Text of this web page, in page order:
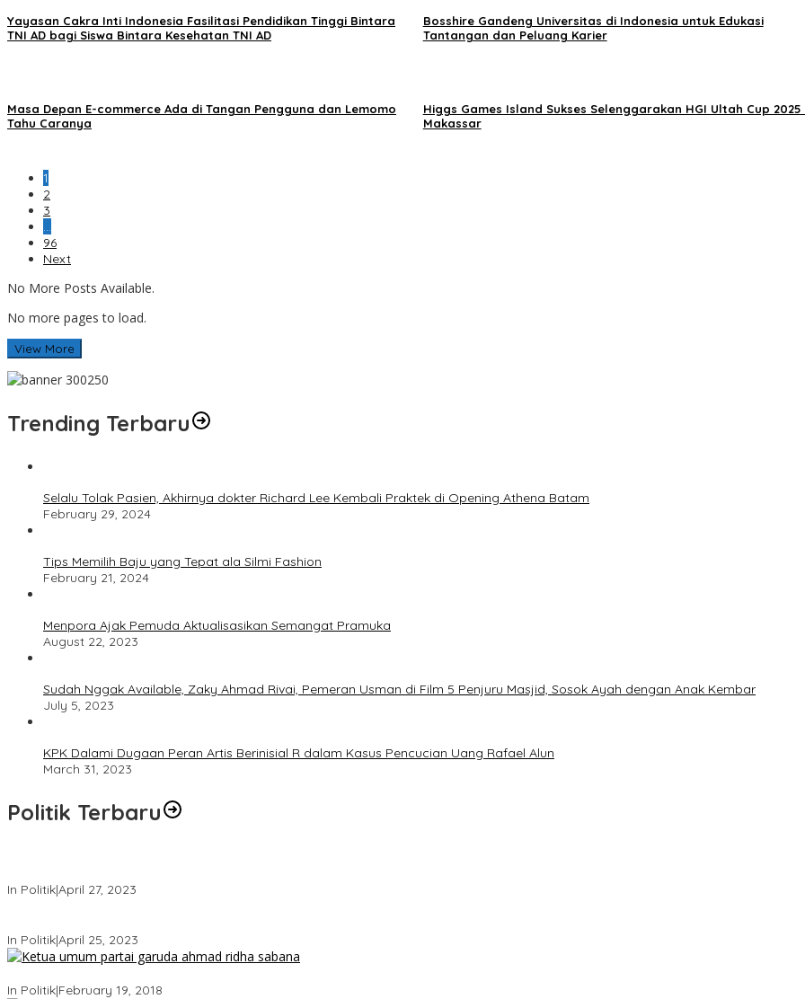
Yayasan Cakra Inti Indonesia Fasilitasi Pendidikan Tinggi Bintara
TNI AD bagi Siswa Bintara Kesehatan TNI AD
Bosshire Gandeng Universitas di Indonesia untuk Edukasi
Tantangan dan Peluang Karier
Masa Depan E-commerce Ada di Tangan Pengguna dan Lemomo
Tahu Caranya
Higgs Games Island Sukses Selenggarakan HGI Ultah Cup 2025
Makassar
1
2
3
…
96
Next
No More Posts Available.
No more pages to load.
View More
Trending Terbaru
Selalu Tolak Pasien, Akhirnya dokter Richard Lee Kembali Praktek di Opening Athena Batam
February 29, 2024
Tips Memilih Baju yang Tepat ala Silmi Fashion
February 21, 2024
Menpora Ajak Pemuda Aktualisasikan Semangat Pramuka
August 22, 2023
Sudah Nggak Available, Zaky Ahmad Rivai, Pemeran Usman di Film 5 Penjuru Masjid, Sosok Ayah dengan Anak Kembar
July 5, 2023
KPK Dalami Dugaan Peran Artis Berinisial R dalam Kasus Pencucian Uang Rafael Alun
March 31, 2023
Politik Terbaru
In Politik|April 27, 2023
In Politik|April 25, 2023
In Politik|February 19, 2018